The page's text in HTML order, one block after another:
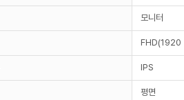
모니터
IPS
평면